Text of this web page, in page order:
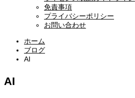
免責事項
プライバシーポリシー
お問い合わせ
ホーム
ブログ
AI
AI